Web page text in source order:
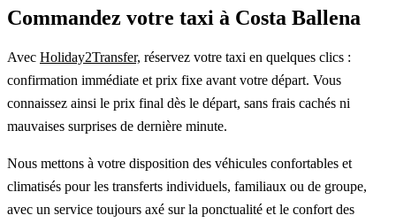
Commandez votre taxi à Costa Ballena
Avec Holiday2Transfer, réservez votre taxi en quelques clics :
confirmation immédiate et prix fixe avant votre départ. Vous
connaissez ainsi le prix final dès le départ, sans frais cachés ni
mauvaises surprises de dernière minute.
Nous mettons à votre disposition des véhicules confortables et
climatisés pour les transferts individuels, familiaux ou de groupe,
avec un service toujours axé sur la ponctualité et le confort des